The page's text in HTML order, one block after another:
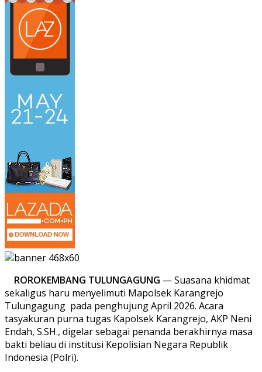
ROROKEMBANG TULUNGAGUNG — Suasana khidmat
sekaligus haru menyelimuti Mapolsek Karangrejo
Tulungagung pada penghujung April 2026. Acara
tasyakuran purna tugas Kapolsek Karangrejo, AKP Neni
Endah, S.SH., digelar sebagai penanda berakhirnya masa
bakti beliau di institusi Kepolisian Negara Republik
Indonesia (Polri).